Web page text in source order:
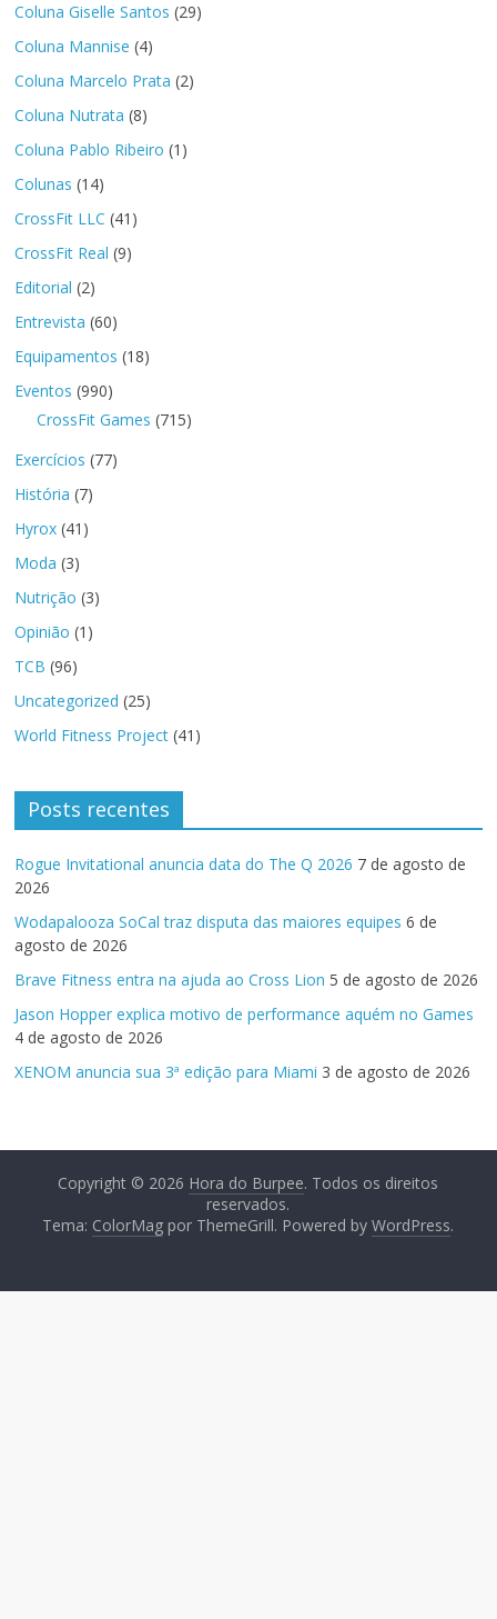
Coluna Giselle Santos (29)
Coluna Mannise (4)
Coluna Marcelo Prata (2)
Coluna Nutrata (8)
Coluna Pablo Ribeiro (1)
Colunas (14)
CrossFit LLC (41)
CrossFit Real (9)
Editorial (2)
Entrevista (60)
Equipamentos (18)
Eventos (990)
CrossFit Games (715)
Exercícios (77)
História (7)
Hyrox (41)
Moda (3)
Nutrição (3)
Opinião (1)
TCB (96)
Uncategorized (25)
World Fitness Project (41)
Posts recentes
Rogue Invitational anuncia data do The Q 2026 7 de agosto de
2026
Wodapalooza SoCal traz disputa das maiores equipes 6 de
agosto de 2026
Brave Fitness entra na ajuda ao Cross Lion 5 de agosto de 2026
Jason Hopper explica motivo de performance aquém no Games
4 de agosto de 2026
XENOM anuncia sua 3ª edição para Miami 3 de agosto de 2026
Copyright © 2026 Hora do Burpee. Todos os direitos
reservados.
Tema: ColorMag por ThemeGrill. Powered byWordPress.